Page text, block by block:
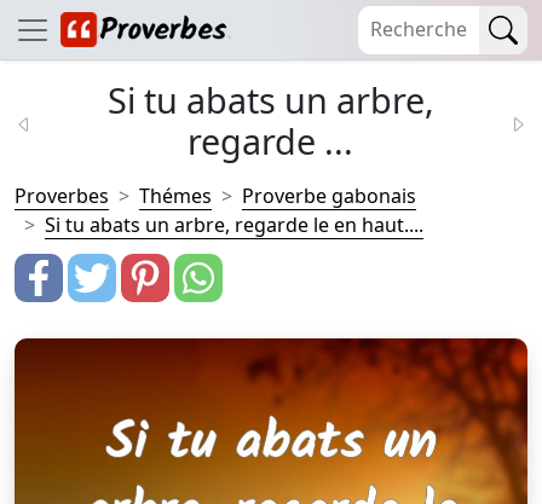
Si tu abats un arbre,
regarde ...
Proverbes Thémes
Proverbe gabonais
Si tu abats un arbre, regarde le en haut....